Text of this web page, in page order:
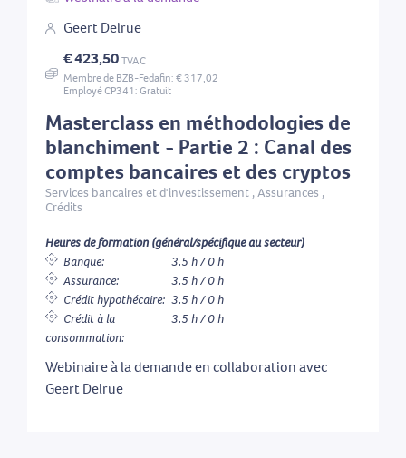
Masterclass en méthodologies de
blanchiment - Partie 2 : Canal des
comptes bancaires et des cryptos
Services bancaires et d'investissement , Assurances ,
Crédits
Heures de formation (général/spécifique au secteur)
Banque:
3.5 h / 0 h
Assurance:
3.5 h / 0 h
Crédit hypothécaire: 3.5 h / 0 h
Crédit à la
consommation:
3.5 h / 0 h
Webinaire à la demande en collaboration avec
Geert Delrue
Geert Delrue
€ 423,50TVAC
Membre de BZB-Fedafin: € 317,02
Employé CP341: Gratuit